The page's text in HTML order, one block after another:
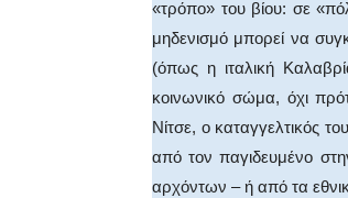
«τρόπο» του βίου: σε
μηδενισμό μπορεί να
(όπως η ιταλική
κοινωνικό σώμα, όχι
Nίτσε, ο καταγγελτικός
από τον παγιδευμένο
αρχόντων – ή από τα